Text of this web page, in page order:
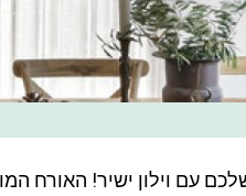
עם וילון ישיר! האורח